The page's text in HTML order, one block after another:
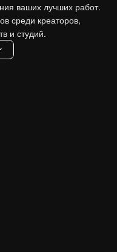
ваших лучших работ.
среди креаторов,
и студий.